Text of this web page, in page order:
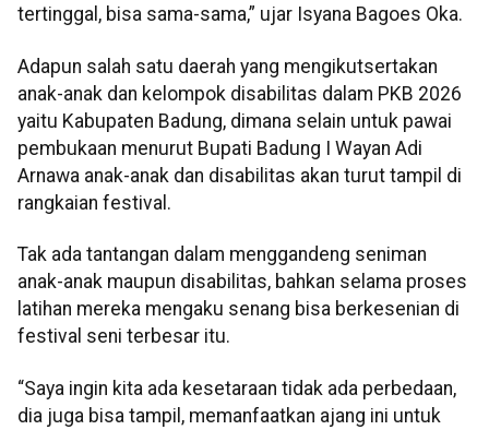
tertinggal, bisa sama-sama,” ujar Isyana Bagoes Oka.
Adapun salah satu daerah yang mengikutsertakan
anak-anak dan kelompok disabilitas dalam PKB 2026
yaitu Kabupaten Badung, dimana selain untuk pawai
pembukaan menurut Bupati Badung I Wayan Adi
Arnawa anak-anak dan disabilitas akan turut tampil di
rangkaian festival.
Tak ada tantangan dalam menggandeng seniman
anak-anak maupun disabilitas, bahkan selama proses
latihan mereka mengaku senang bisa berkesenian di
festival seni terbesar itu.
“Saya ingin kita ada kesetaraan tidak ada perbedaan,
dia juga bisa tampil, memanfaatkan ajang ini untuk